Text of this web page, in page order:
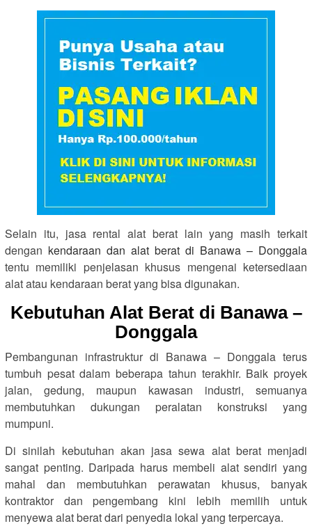
Selain itu, jasa rental alat berat lain yang masih terkait
dengan kendaraan dan alat berat di Banawa – Donggala
tentu memiliki penjelasan khusus mengenai ketersediaan
alat atau kendaraan berat yang bisa digunakan.
Kebutuhan Alat Berat di Banawa –
Donggala
Pembangunan infrastruktur di Banawa – Donggala terus
tumbuh pesat dalam beberapa tahun terakhir. Baik proyek
jalan, gedung, maupun kawasan industri, semuanya
membutuhkan dukungan peralatan konstruksi yang
mumpuni.
Di sinilah kebutuhan akan jasa sewa alat berat menjadi
sangat penting. Daripada harus membeli alat sendiri yang
mahal dan membutuhkan perawatan khusus, banyak
kontraktor dan pengembang kini lebih memilih untuk
menyewa alat berat dari penyedia lokal yang terpercaya.